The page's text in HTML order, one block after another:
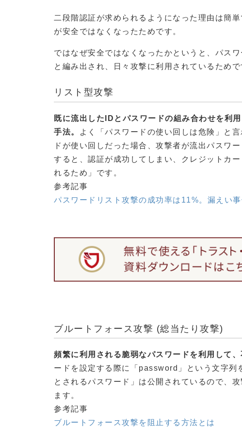
二段階認証が求められるようになった理由は簡
が安全ではなくなったためです。
ではなぜ安全ではなくなったかというと、パス
と編み出され、日々攻撃に利用されているためで
リスト型攻撃
既に流出したIDとパスワードの組み合わせを利
手法。
よく「パスワードの使い回しは危険」と
ドが使い回しだった場合、攻撃者が流出パスワ
すると、認証が成功してしまい、クレジットカ
れるため」です。
参考記事
パスワードリスト攻撃の成功率は11%。漏えい事
ブルートフォース攻撃 (総当たり攻撃)
頻繁に利用される脆弱なパスワードを利用して、
ードを設定する際に「password」という文字列
とされるパスワード」は公開されているので、
ます。
参考記事
ブルートフォース攻撃を阻止する方法とは